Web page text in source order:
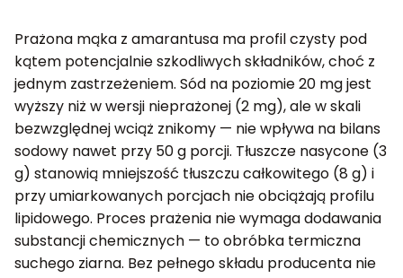
Prażona mąka z amarantusa ma profil czysty pod
kątem potencjalnie szkodliwych składników, choć z
jednym zastrzeżeniem. Sód na poziomie 20 mg jest
wyższy niż w wersji nieprażonej (2 mg), ale w skali
bezwzględnej wciąż znikomy — nie wpływa na bilans
sodowy nawet przy 50 g porcji. Tłuszcze nasycone (3
g) stanowią mniejszość tłuszczu całkowitego (8 g) i
przy umiarkowanych porcjach nie obciążają profilu
lipidowego. Proces prażenia nie wymaga dodawania
substancji chemicznych — to obróbka termiczna
suchego ziarna. Bez pełnego składu producenta nie